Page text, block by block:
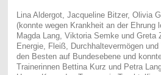
Lina Aldergot, Jacqueline Bitzer, Olivia
(konnte wegen Krankheit an der Ehrung
Magda Lang, Viktoria Semke und Greta
Energie, Fleiß, Durchhaltevermögen
den Besten auf Bundesebene und
Trainerinnen Bettina Kurz und Petra